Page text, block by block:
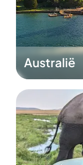
Australië